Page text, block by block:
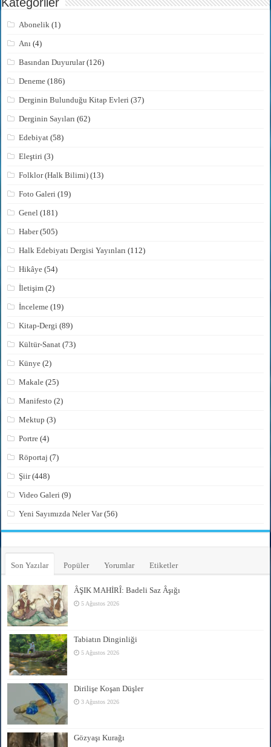
Abonelik (1)
Anı (4)
Basından Duyurular(126)
Deneme (186)
Derginin Bulunduğu Kitap Evleri (37)
Derginin Sayıları (62)
Edebiyat (58)
Eleştiri (3)
Folklor (Halk Bilimi) (13)
Foto Galeri (19)
Genel (181)
Haber(505)
Halk Edebiyatı Dergisi Yayınları (112)
Hikâye (54)
İletişim (2)
İnceleme (19)
Kitap-Dergi (89)
Kültür-Sanat (73)
Künye (2)
Makale (25)
Manifesto (2)
Mektup (3)
Portre (4)
Röportaj (7)
Şiir(448)
Video Galeri (9)
Yeni Sayımızda Neler Var(56)
Son Yazılar Popüler Yorumlar Etiketler
ÂŞIK MAHİRÎ: Badeli Saz Âşığı
5 Ağustos 2026
Tabiatın Dinginliği
5 Ağustos 2026
Dirilişe Koşan Düşler
3 Ağustos 2026
Gözyaşı Kurağı